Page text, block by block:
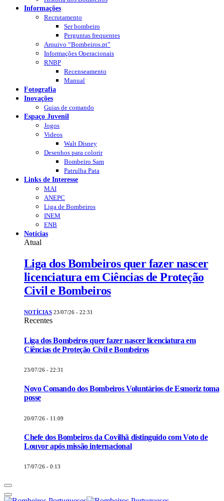
Informações
Recrutamento
Ser bombeiro
Perguntas frequentes
Arquivo “Bombeiros.pt”
Informações Operacionais
RNBP
Recenseamento
Manual
Fotografia
Inovações
Guias de comando
Espaço Juvenil
Jogos
Videos
Walt Disney
Desenhos para colorir
Bombeiro Sam
Patrulha Pata
Links de Interesse
MAI
ANEPC
Liga de Bombeiros
INEM
ENB
Notícias
Atual
Liga dos Bombeiros quer fazer nascer
licenciatura em Ciências de Proteção
Civil e Bombeiros
NOTÍCIAS 23/07/26 - 22:31
Recentes
Liga dos Bombeiros quer fazer nascer licenciatura em
Ciências de Proteção Civil e Bombeiros
23/07/26 - 22:31
Novo Comando dos Bombeiros Voluntários de Esmoriz toma
posse
20/07/26 - 11:09
Chefe dos Bombeiros da Covilhã distinguido com Voto de
Louvor após missão internacional
17/07/26 - 0:13